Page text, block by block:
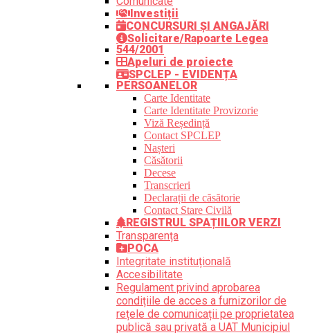
Investiții
CONCURSURI ȘI ANGAJĂRI
Solicitare/Rapoarte Legea
544/2001
Apeluri de proiecte
SPCLEP - EVIDENȚA
PERSOANELOR
Carte Identitate
Carte Identitate Provizorie
Viză Reședință
Contact SPCLEP
Nașteri
Căsătorii
Decese
Transcrieri
Declarații de căsătorie
Contact Stare Civilă
REGISTRUL SPAȚIILOR VERZI
Transparența
POCA
Integritate instituțională
Accesibilitate
Regulament privind aprobarea
condițiile de acces a furnizorilor de
rețele de comunicații pe proprietatea
publică sau privată a UAT Municipiul